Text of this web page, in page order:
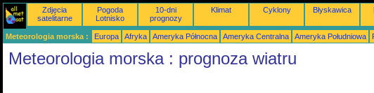
Zdjęcia
satelitarne
Pogoda
Lotnisko
10-dni
prognozy
Klimat Cyklony Błyskawica
Meteorologia morska : Europa Afryka Ameryka Północna Ameryka Centralna Ameryka Południowa
Meteorologia morska : prognoza wiatru